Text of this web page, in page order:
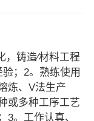
铸造∕材料工程
；2。熟练使用
炼、V法生产
或多种工序工艺
3。工作认真、